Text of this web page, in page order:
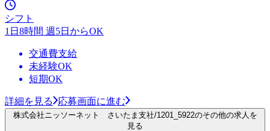
シフト
1日8時間 週5日からOK
交通費支給
未経験OK
短期OK
詳細を見る 応募画面に進む
株式会社ニッソーネット さいたま支社/1201_5922のその他の求人を
見る